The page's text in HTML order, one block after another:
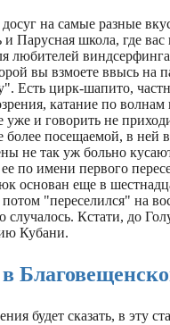
на самые разные
и Парусная школа, где
любителей
вы взмоете ввысь на
Есть цирк-шапито,
катание по
уже и говорить не
более посещаемой, в
не так уж больно
по имени первого
основан еще в
"переселился" на
случалось. Кстати, до
Кубани.
будет сказать, в эту